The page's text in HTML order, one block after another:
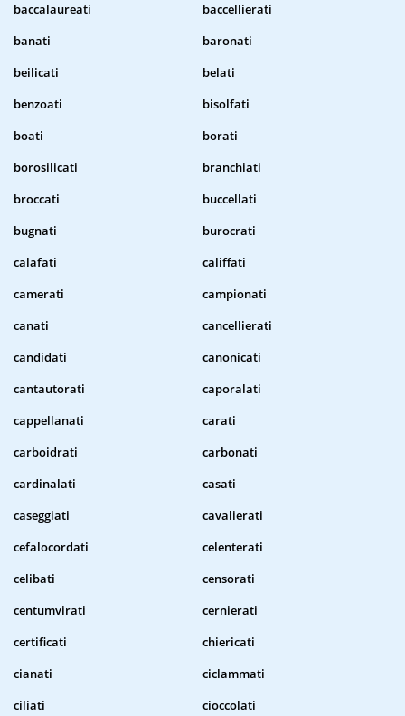
baccalaureati
baccellierati
banati
baronati
beilicati
belati
benzoati
bisolfati
boati
borati
borosilicati
branchiati
broccati
buccellati
bugnati
burocrati
calafati
califfati
camerati
campionati
canati
cancellierati
candidati
canonicati
cantautorati
caporalati
cappellanati
carati
carboidrati
carbonati
cardinalati
casati
caseggiati
cavalierati
cefalocordati
celenterati
celibati
censorati
centumvirati
cernierati
certificati
chiericati
cianati
ciclammati
ciliati
cioccolati